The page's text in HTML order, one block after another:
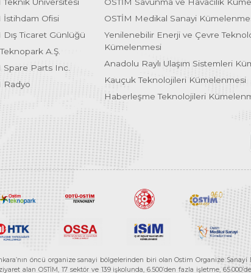
İstihdam Ofisi
Dış Ticaret Günlüğü
A.Ş.
Spare Parts Inc.
Radyo
OSTİM Medikal Sanayi
Yenilenebilir Enerji ve Çevre
Kümelenmesi
Anadolu Raylı Ulaşım Sistemleri
Kauçuk Teknolojileri Kümelenmesi
Haberleşme Teknolojileri
öncü organize sanayi bölgelerinden biri olan Ostim Organize Sanayi
alan OSTİM, 17 sektör ve 139 işkolunda, 6.500’den fazla işletme,